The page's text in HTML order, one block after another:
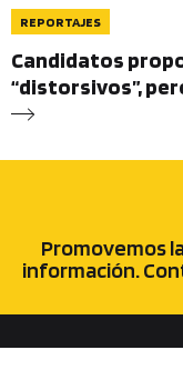
REPORTAJES
Candidatos
“distorsivos”,
Promovemos
información.